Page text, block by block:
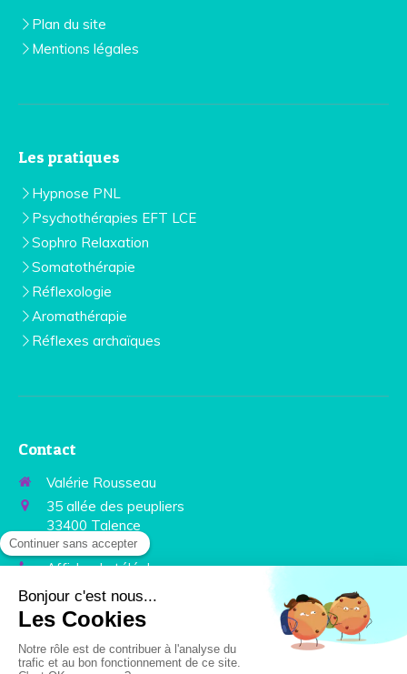
Plan du site
Mentions légales
Les pratiques
Hypnose PNL
Psychothérapies EFT LCE
Sophro Relaxation
Somatothérapie
Réflexologie
Aromathérapie
Réflexes archaïques
Contact
Valérie Rousseau
35 allée des peupliers
33400 Talence
France
Afficher le téléphone
Prendre rendez-vous